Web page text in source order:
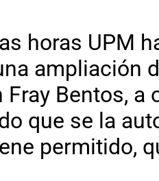
horas UPM
ampliación
Fray Bentos,
que se la
permitido,